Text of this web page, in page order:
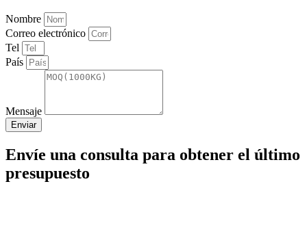
Nombre
Correo electrónico
Tel
País
Mensaje
Enviar
Envíe una consulta para obtener el último
presupuesto